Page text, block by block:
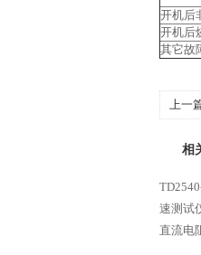
开机后
开机后
其它故
上一
相
速测试
直流电